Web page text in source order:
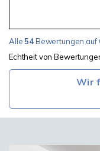
Alle 54Bewertungen auf
Echtheit von
Wir